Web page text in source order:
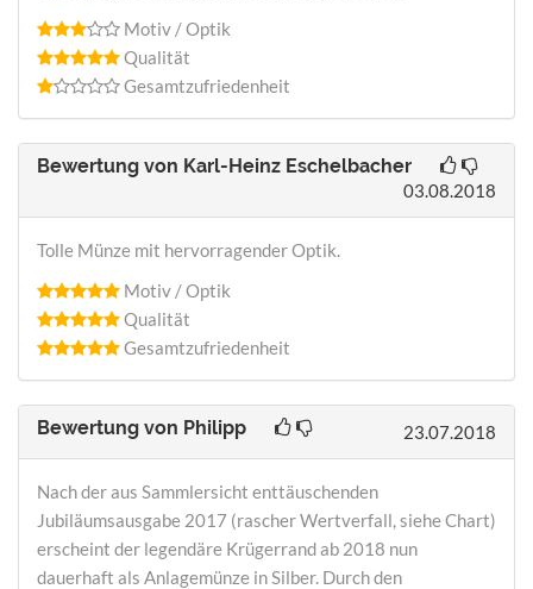
Motiv / Optik
Qualität
Gesamtzufriedenheit
Bewertung von Karl-Heinz Eschelbacher
03.08.2018
Tolle Münze mit hervorragender Optik.
Motiv / Optik
Qualität
Gesamtzufriedenheit
Bewertung von Philipp 23.07.2018
Nach der aus Sammlersicht enttäuschenden
Jubiläumsausgabe 2017 (rascher Wertverfall, siehe Chart)
erscheint der legendäre Krügerrand ab 2018 nun
dauerhaft als Anlagemünze in Silber. Durch den